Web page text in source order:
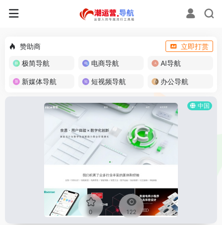
赞助商
立即打赏
极简导航
电商导航 AI导航
新媒体导航 短视频导航 办公导航
中国
0 122